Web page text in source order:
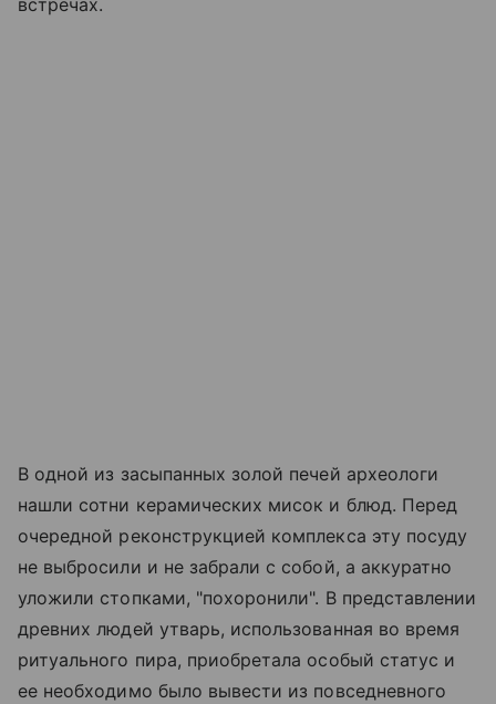
встречах.
В одной из засыпанных золой печей археологи
нашли сотни керамических мисок и блюд. Перед
очередной реконструкцией комплекса эту посуду
не выбросили и не забрали с собой, а аккуратно
уложили стопками, "похоронили". В представлении
древних людей утварь, использованная во время
ритуального пира, приобретала особый статус и
ее необходимо было вывести из повседневного